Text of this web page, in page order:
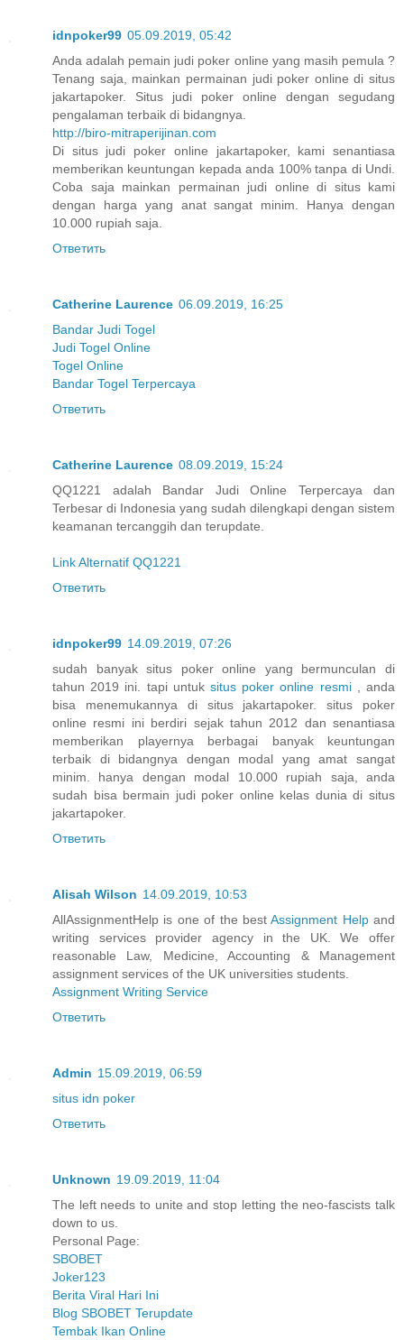
idnpoker99 05.09.2019, 05:42
Anda adalah pemain judi poker online yang masih pemula ?
Tenang saja, mainkan permainan judi poker online di situs
jakartapoker. Situs judi poker online dengan segudang
pengalaman terbaik di bidangnya.
http://biro-mitraperijinan.com
Di situs judi poker online jakartapoker, kami senantiasa
memberikan keuntungan kepada anda 100% tanpa di Undi.
Coba saja mainkan permainan judi online di situs kami
dengan harga yang anat sangat minim. Hanya dengan
10.000 rupiah saja.
Ответить
Catherine Laurence 06.09.2019, 16:25
Bandar Judi Togel
Judi Togel Online
Togel Online
Bandar Togel Terpercaya
Ответить
Catherine Laurence 08.09.2019, 15:24
QQ1221 adalah Bandar Judi Online Terpercaya dan
Terbesar di Indonesia yang sudah dilengkapi dengan sistem
keamanan tercanggih dan terupdate.
Link Alternatif QQ1221
Ответить
idnpoker99 14.09.2019, 07:26
sudah banyak situs poker online yang bermunculan di
tahun 2019 ini. tapi untuk situs poker online resmi, anda
bisa menemukannya di situs jakartapoker. situs poker
online resmi ini berdiri sejak tahun 2012 dan senantiasa
memberikan playernya berbagai banyak keuntungan
terbaik di bidangnya dengan modal yang amat sangat
minim. hanya dengan modal 10.000 rupiah saja, anda
sudah bisa bermain judi poker online kelas dunia di situs
jakartapoker.
Ответить
Alisah Wilson 14.09.2019, 10:53
AllAssignmentHelp is one of the bestAssignment Helpand
writing services provider agency in the UK. We offer
reasonable Law, Medicine, Accounting & Management
assignment services of the UK universities students.
Assignment Writing Service
Ответить
Admin 15.09.2019, 06:59
situs idn poker
Ответить
Unknown 19.09.2019, 11:04
The left needs to unite and stop letting the neo-fascists talk
down to us.
Personal Page:
SBOBET
Joker123
Berita Viral Hari Ini
Blog SBOBET Terupdate
Tembak Ikan Online